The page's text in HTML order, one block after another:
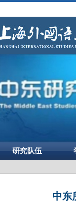
研究队伍
中东